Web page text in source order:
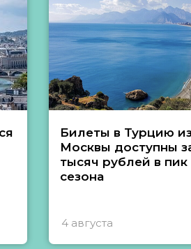
Билеты в Турцию из
Москвы доступны
тысяч рублей в пик
сезона
4 августа